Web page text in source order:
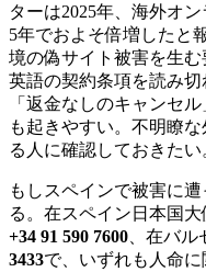
ターは2025年、海外オ
5年でおよそ倍増したと
境の偽サイト被害を生
英語の契約条項を読み
「返金なしのキャンセ
も起きやすい。不明瞭
る人に確認しておきたい
もしスペインで被害に
る。在スペイン日本国
+34 91 590 7600 、在バ
3433で、いずれも人命